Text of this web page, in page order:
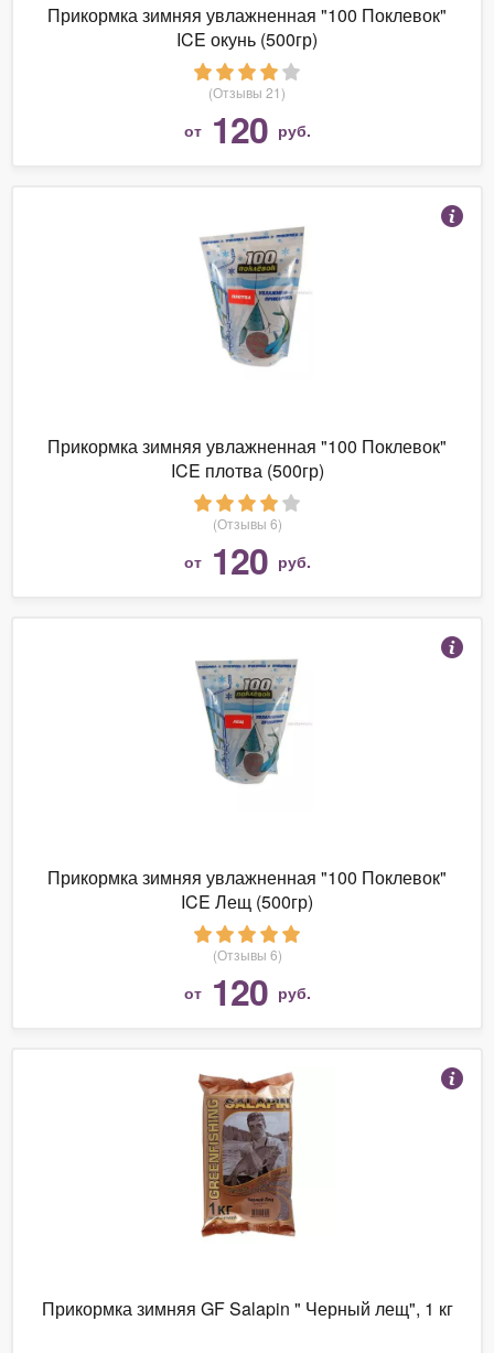
Прикормка зимняя увлажненная "100 Поклевок"
ICE окунь (500гр)
(Отзывы 21)
от 120 руб.
Прикормка зимняя увлажненная "100 Поклевок"
ICE плотва (500гр)
(Отзывы 6)
от 120 руб.
Прикормка зимняя увлажненная "100 Поклевок"
ICE Лещ (500гр)
(Отзывы 6)
от 120 руб.
Прикормка зимняя GF Salapin " Черный лещ", 1 кг